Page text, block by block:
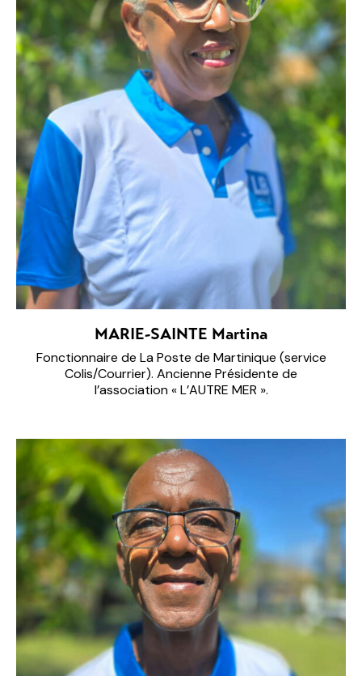
MARIE-SAINTE Martina
Fonctionnaire de La Poste de Martinique (service
Colis/Courrier). Ancienne Présidente de
l’association « L’AUTRE MER ».